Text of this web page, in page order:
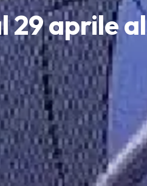
29 aprile al